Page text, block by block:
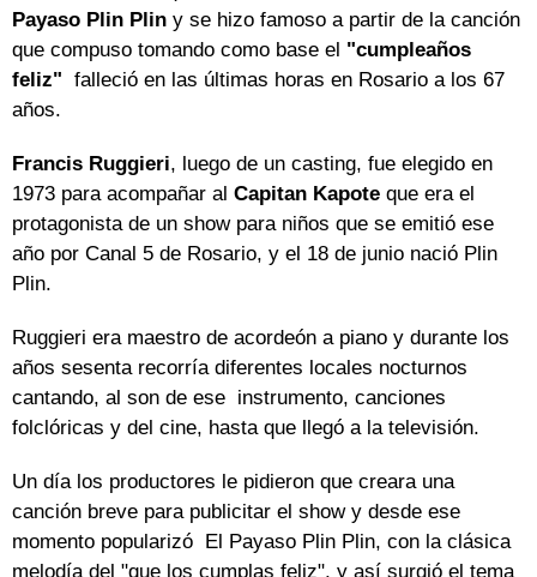
Payaso Plin Plin y se hizo famoso a partir de la canción
que compuso tomando como base el "cumpleaños
feliz" falleció en las últimas horas en Rosario a los 67
años.
Francis Ruggieri, luego de un casting, fue elegido en
1973 para acompañar al Capitan Kapote que era el
protagonista de un show para niños que se emitió ese
año por Canal 5 de Rosario, y el 18 de junio nació Plin
Plin.
Ruggieri era maestro de acordeón a piano y durante los
años sesenta recorría diferentes locales nocturnos
cantando, al son de ese instrumento, canciones
folclóricas y del cine, hasta que llegó a la televisión.
Un día los productores le pidieron que creara una
canción breve para publicitar el show y desde ese
momento popularizó El Payaso Plin Plin, con la clásica
melodía del "que los cumplas feliz", y así surgió el tema